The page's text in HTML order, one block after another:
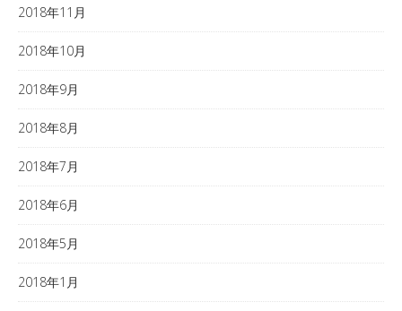
2018年11月
2018年10月
2018年9月
2018年8月
2018年7月
2018年6月
2018年5月
2018年1月